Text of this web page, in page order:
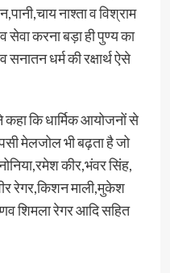
नाश्ता व विश्राम
सेवा करना बड़ा ही पुण्य का
सनातन धर्म की रक्षार्थ ऐसे
कि धार्मिक आयोजनों से
मेलजोल भी बढ़ता है जो
कीर,भंवर सिंह,
रेगर,किशन माली,मुकेश
शिमला रेगर आदि सहित